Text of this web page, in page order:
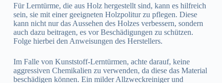
Für Lerntürme, die aus Holz hergestellt sind, kann es hilfreich
sein, sie mit einer geeigneten Holzpolitur zu pflegen. Diese
kann nicht nur das Aussehen des Holzes verbessern, sondern
auch dazu beitragen, es vor Beschädigungen zu schützen.
Folge hierbei den Anweisungen des Herstellers.
Im Falle von Kunststoff-Lerntürmen, achte darauf, keine
aggressiven Chemikalien zu verwenden, da diese das Material
beschädigen können. Ein milder Allzweckreiniger und